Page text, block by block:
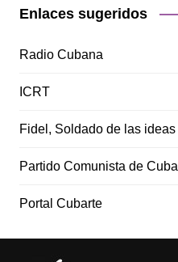
Enlaces sugeridos
Radio Cubana
ICRT
Fidel, Soldado de las ideas
Partido Comunista de Cuba
Portal Cubarte